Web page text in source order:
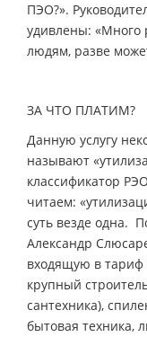
ПЭО?».
удивлены: «Много
людям, разве
ЗА ЧТО ПЛАТИМ?
Данную услугу
называют
классификатор
читаем:
суть везде одна.
Александр
входящую в
крупный
сантехника),
бытовая техника,